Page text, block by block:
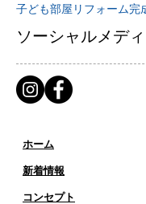
子ども部屋リフォーム完
ソーシャルメデ
ホーム
新着情報
コンセプト